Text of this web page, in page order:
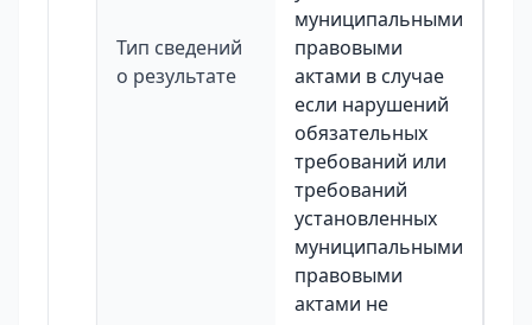
Тип сведений
о результате
муниципальными
правовыми
актами в случае
если нарушений
обязательных
требований или
требований
установленных
муниципальными
правовыми
актами не